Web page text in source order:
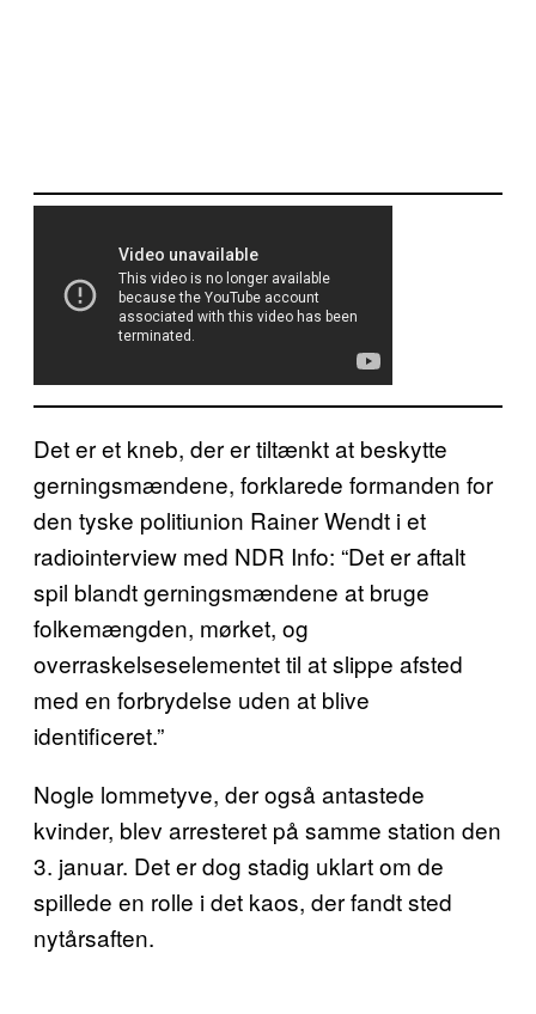
Det er et kneb, der er tiltænkt at beskytte
gerningsmændene, forklarede formanden for
den tyske politiunion Rainer Wendt i et
radiointerview med NDR Info: “Det er aftalt
spil blandt gerningsmændene at bruge
folkemængden, mørket, og
overraskelseselementet til at slippe afsted
med en forbrydelse uden at blive
identificeret.”
Nogle lommetyve, der også antastede
kvinder, blev arresteret på samme station den
3. januar. Det er dog stadig uklart om de
spillede en rolle i det kaos, der fandt sted
nytårsaften.